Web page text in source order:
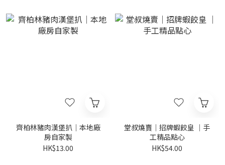
齊柏林豬肉漢堡扒｜本地廠
房自家製
HK$13.00
堂叔燒賣｜招牌蝦餃皇 ｜手
工精品點心
HK$54.00